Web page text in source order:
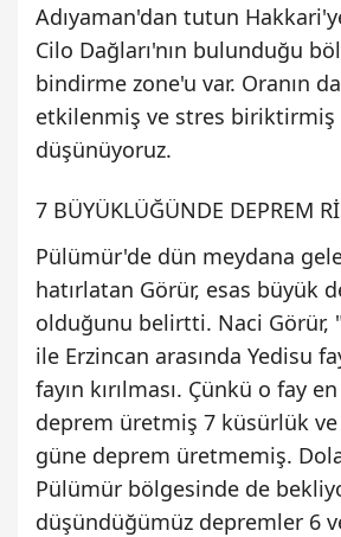
Adıyaman'dan tutun
Cilo Dağları'nın bulunduğu
bindirme zone'u var. Oranın
etkilenmiş ve stres biriktirmiş
düşünüyoruz.
7 BÜYÜKLÜĞÜNDE DEPREM
Pülümür'de dün meydana
hatırlatan Görür, esas büyük
olduğunu belirtti. Naci Görür,
ile Erzincan arasında Yedisu
fayın kırılması. Çünkü o fay
deprem üretmiş 7 küsürlük
güne deprem üretmemiş.
Pülümür bölgesinde de
düşündüğümüz depremler 6